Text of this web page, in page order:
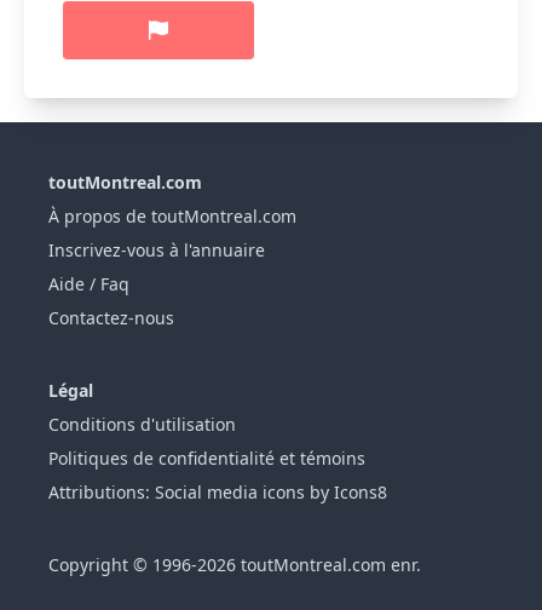
toutMontreal.com
À propos de toutMontreal.com
Inscrivez-vous à l'annuaire
Aide / Faq
Contactez-nous
Légal
Conditions d'utilisation
Politiques de confidentialité et témoins
Attributions: Social media icons by Icons8
Copyright © 1996-2026 toutMontreal.com enr.